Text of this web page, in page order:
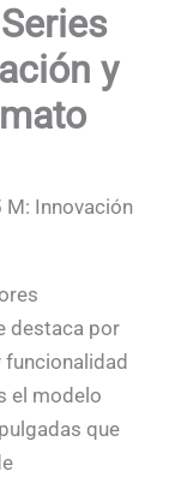
y
M: Innovación
destaca por
el modelo
que